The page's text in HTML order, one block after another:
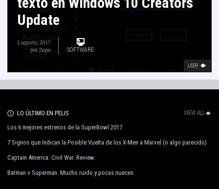
Update
2 agosto, 2017
por Zapa SOFTWARE
LEER
LO ÚLTIMO EN PELIS VIEW ALL
Los 6 mejores estrenos de la SuperBowl 2017
7 Signos que Indican la Posible Vuelta de los X-Men a Marvel (o algo parecido)
Captain America: Civil War. Review
Batman v Superman. Mucho ruido y pocas nueces